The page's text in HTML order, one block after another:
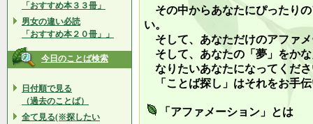
「おすすめ本３３冊」
男女の違い必読
「おすすめ本２０冊」」
今日のことば検索
日付順で見る
（過去のことば）
全て見る(※探したい
その中からあなたにぴったり
い。
そして、あなただけのアファ
そして、あなたの「夢」をか
なりたいあなたになってくだ
「ことば探し」はそれをお手
「アファメーション」とは